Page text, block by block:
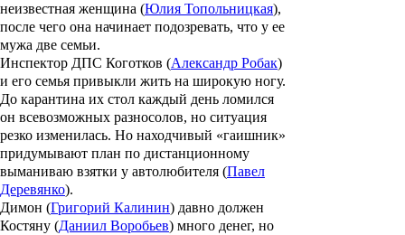
неизвестная женщина (Юлия Топольницкая),
после чего она начинает подозревать, что у ее
мужа две семьи.
Инспектор ДПС Коготков (Александр Робак)
и его семья привыкли жить на широкую ногу.
До карантина их стол каждый день ломился
он всевозможных разносолов, но ситуация
резко изменилась. Но находчивый «гаишник»
придумывают план по дистанционному
выманиваю взятки у автолюбителя (Павел
Деревянко).
Димон (Григорий Калинин) давно должен
Костяну (Даниил Воробьев) много денег, но